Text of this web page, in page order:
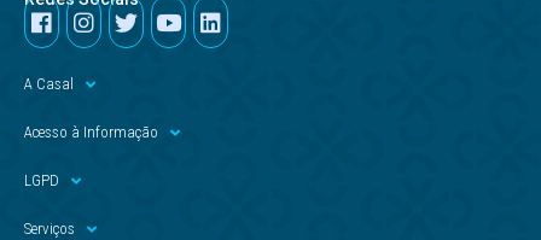
A Casal
Acesso à Informação
LGPD
Serviços